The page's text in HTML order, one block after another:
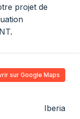
projet de
sur Google Maps
Iberia